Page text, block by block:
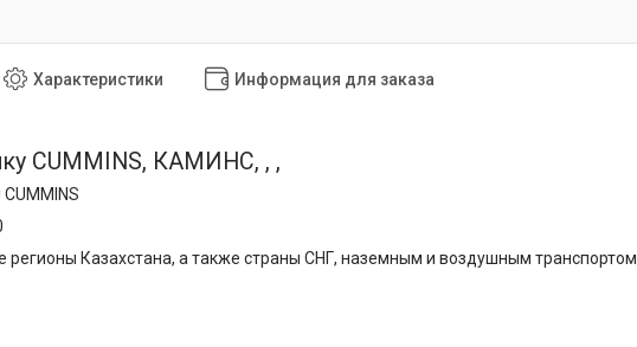
Характеристики Информация для заказа
CUMMINS, КАМИНС, , ,
регионы Казахстана, а также страны СНГ, наземным и воздушным транспортом.